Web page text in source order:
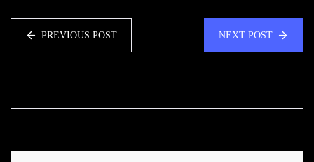
PREVIOUS POST NEXT POST